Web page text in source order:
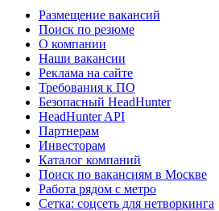
Размещение вакансий
Поиск по резюме
О компании
Наши вакансии
Реклама на сайте
Требования к ПО
Безопасный HeadHunter
HeadHunter API
Партнерам
Инвесторам
Каталог компаний
Поиск по вакансиям в Москве
Работа рядом с метро
Сетка: соцсеть для нетворкинга